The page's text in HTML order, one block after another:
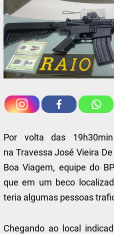
Por volta das
na Travessa José Vieira
Boa Viagem, equipe do
que em um beco
teria algumas pessoas
Chegando ao local